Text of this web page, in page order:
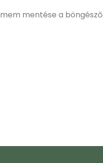
mentése a